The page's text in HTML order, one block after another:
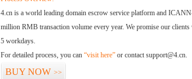
4.cn is a world leading domain escrow service platform and
million RMB transaction volume every year. We promise our
5 workdays.
For detailed process, you can “visit here” or contact support@4.cn.
BUY NOW >>